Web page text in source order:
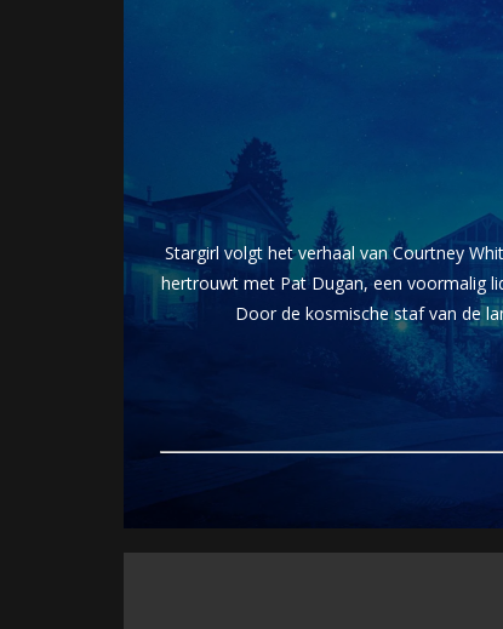
Stargirl volgt het verhaal van Courtney
hertrouwt met Pat Dugan, een voormalig
Door de kosmische staf van de